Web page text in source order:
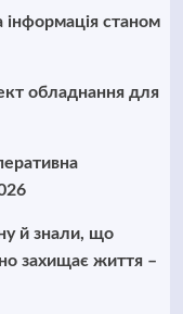
станом
обладнання для
й знали, що
захищає життя –